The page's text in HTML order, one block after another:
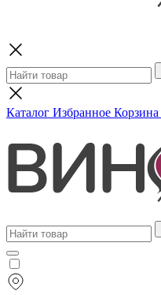
Каталог Избранное Корзина